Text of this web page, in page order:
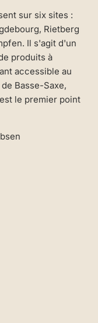
sur six sites :
Rietberg
Il s'agit d'un
produits à
accessible au
Basse-Saxe,
le premier point